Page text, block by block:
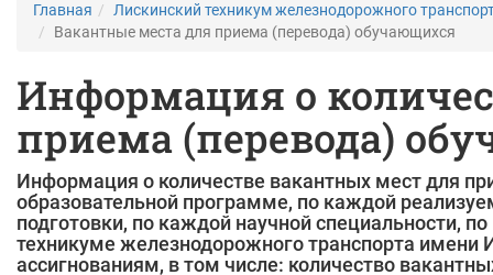
Главная
Лискинский техникум железнодорожного
Вакантные места для приема (перевода) обучающихся
Информация о
приема (перевода)
Информация о количестве вакантных мест для
образовательной программе, по каждой
подготовки, по каждой научной специальности,
техникуме железнодорожного транспорта
ассигнованиям, в том числе: количество